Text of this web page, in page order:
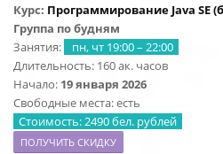
Курс: Программирование Java SE
Группа по будням
Занятия:
пн, чт 19:00 – 22:00
Длительность: 160 ак. часов
Начало: 19 января 2026
Свободные места: есть
Стоимость: 2490 бел. рублей
ПОЛУЧИТЬ СКИДКУ